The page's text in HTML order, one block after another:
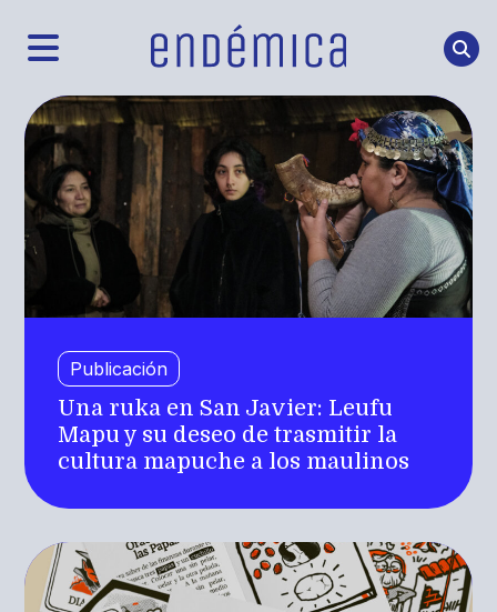
Publicación
Una ruka en San Javier: Leufu
Mapu y su deseo de trasmitir la
cultura mapuche a los maulinos